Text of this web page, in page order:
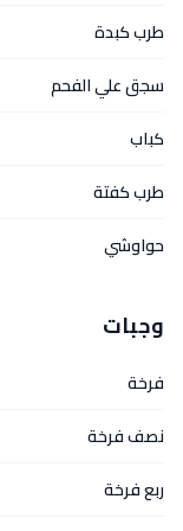
طرب كبدة
سجق علي الفحم
كباب
طرب كفتة
حواوشي
وجبات
فرخة
نصف فرخة
ربع فرخة